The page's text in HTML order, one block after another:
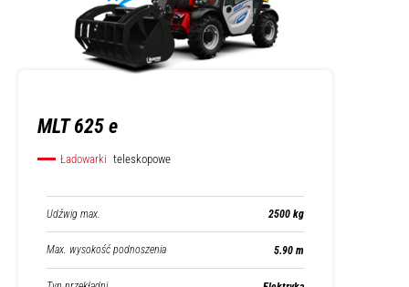
MLT 625 e
Ładowarki teleskopowe
Udźwig max. 2500 kg
Max. wysokość podnoszenia 5.90 m